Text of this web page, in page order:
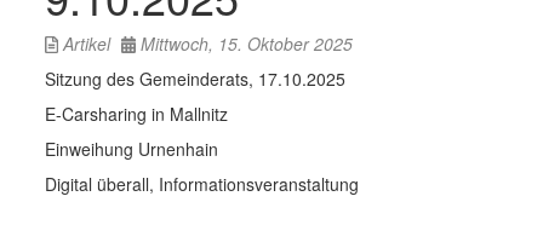
Artikel
Mittwoch, 15. Oktober 2025
Sitzung des Gemeinderats, 17.10.2025
E-Carsharing in Mallnitz
Einweihung Urnenhain
Digital überall, Informationsveranstaltung